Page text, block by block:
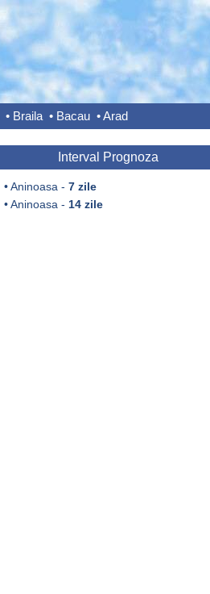
• Braila • Bacau •Arad
Interval Prognoza
•Aninoasa - 7 zile
•Aninoasa - 14 zile